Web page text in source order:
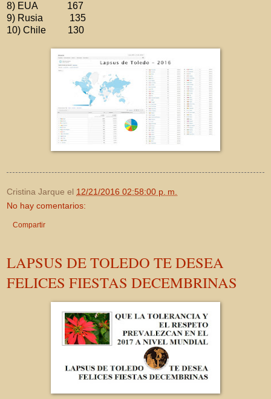
8) EUA 167
9) Rusia 135
10) Chile 130
Cristina Jarque el 12/21/2016 02:58:00 p. m.
No hay comentarios:
Compartir
LAPSUS DE TOLEDO TE DESEA
FELICES FIESTAS DECEMBRINAS